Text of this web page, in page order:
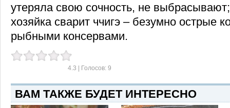
утеряла свою сочность, не
хозяйка сварит ччигэ – безумно острые
рыбными консервами.
4.3 | Голосов: 9
ВАМ ТАКЖЕ БУДЕТ ИНТЕРЕСНО